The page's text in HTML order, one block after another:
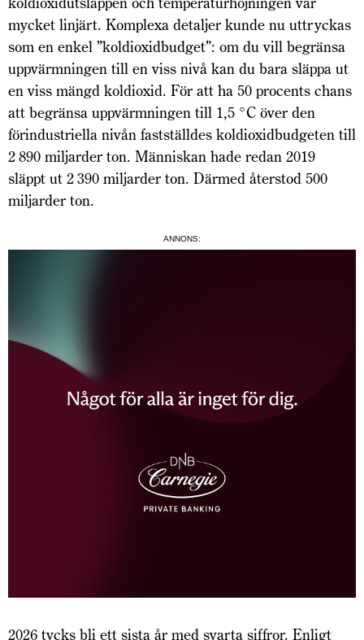
mycket linjärt. Komplexa detaljer kunde nu uttryckas
som en enkel ”koldioxidbudget”: om du vill begränsa
uppvärmningen till en viss nivå kan du bara släppa ut
en viss mängd koldioxid. För att ha 50 procents chans
att begränsa uppvärmningen till 1,5 °C över den
förindustriella nivån fastställdes koldioxidbudgeten till
2 890 miljarder ton. Män­niskan hade redan 2019
släppt ut 2 390 miljarder ton. Därmed återstod 500
miljarder ton.
ANNONS:
2026 tycks bli ett sista år med svarta siffror. Enligt